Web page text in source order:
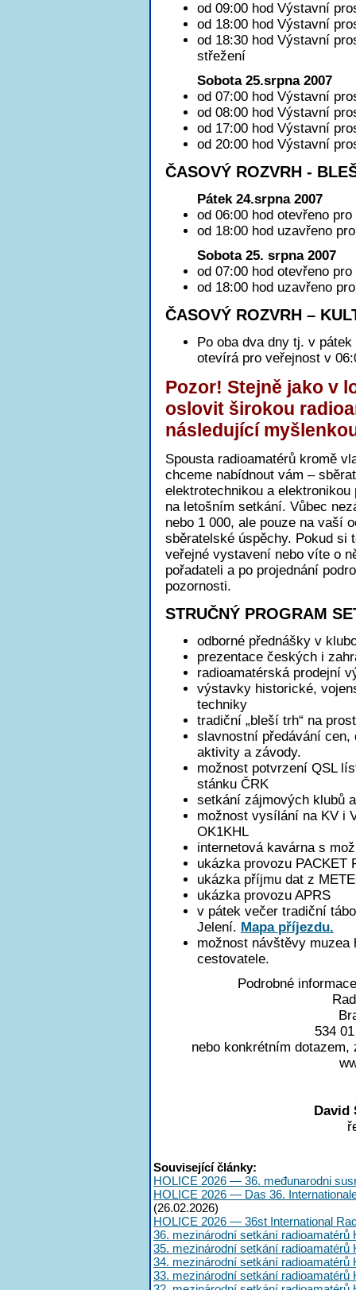
od 09:00 hod Výstavní
od 18:00 hod Výstavní
od 18:30 hod Výstavní
střežení
Sobota 25.srpna 2007
od 07:00 hod Výstavní
od 08:00 hod Výstavní
od 17:00 hod Výstavní
od 20:00 hod Výstavní
ČASOVÝ ROZVRH -
Pátek 24.srpna 2007
od 06:00 hod otevřeno
od 18:00 hod uzavřeno
Sobota 25. srpna 2007
od 07:00 hod otevřeno
od 18:00 hod uzavřeno
ČASOVÝ ROZVRH –
Po oba dva dny tj. v
otevírá pro veřejnost v
Pozor! Stejně jako v
oslovit širokou
následující
Spousta radioamatérů kromě
chceme nabídnout vám –
elektrotechnikou a
na letošním setkání. Vůbec
nebo 1 000, ale pouze na vaší
sběratelské úspěchy. Pokud
veřejné vystavení nebo víte o
pořadateli a po projednání
pozornosti.
STRUČNÝ PROGRAM
odborné přednášky v
prezentace českých i
radioamatérská prodejní
výstavky historické,
techniky
tradiční „bleší trh“ na
slavnostní předávání cen,
aktivity a závody.
možnost potvrzení QSL
stánku ČRK
setkání zájmových klubů
možnost vysílání na KV i
OK1KHL
internetová kavárna s
ukázka provozu PACKET
ukázka příjmu dat z
ukázka provozu APRS
v pátek večer tradiční
Jelení. Mapa příjezdu.
možnost návštěvy muzea
cestovatele.
Podrobné
534
nebo konkrétním
David
Související články:
HOLICE 2026 — 36. međunarodni
HOLICE 2026 — Das 36.
(26.02.2026)
HOLICE 2026 — 36st International
36. mezinárodní setkání radioamatérů
35. mezinárodní setkání radioamatérů
34. mezinárodní setkání radioamatérů
33. mezinárodní setkání radioamatérů